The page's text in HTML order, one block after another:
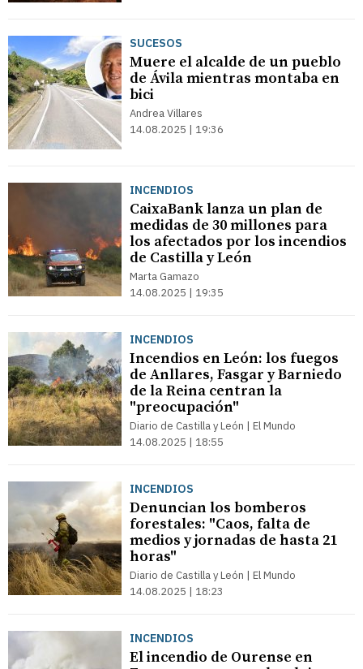
SUCESOS
Muere el alcalde de un pueblo
de Ávila mientras montaba en
bici
Andrea Villares
14.08.2025 | 19:36
INCENDIOS
CaixaBank lanza un plan de
medidas de 30 millones para
los afectados por los incendios
de Castilla y León
Marta Gamazo
14.08.2025 | 19:35
INCENDIOS
Incendios en León: los fuegos
de Anllares, Fasgar y Barniedo
de la Reina centran la
"preocupación"
Diario de Castilla y León | El Mundo
14.08.2025 | 18:55
INCENDIOS
Denuncian los bomberos
forestales: "Caos, falta de
medios y jornadas de hasta 21
horas"
Diario de Castilla y León | El Mundo
14.08.2025 | 18:23
INCENDIOS
El incendio de Ourense en